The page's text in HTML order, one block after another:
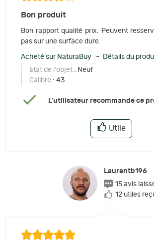
Bon produit
Bon rapport qualité prix. Peuvent
pas sur une surface dure.
Acheté sur NaturaBuy – Détails du
Etat de l'objet : Neuf
Calibre : 43
L'utilisateur recommande ce
Utile
Laurentb196
15 avis
12 utiles